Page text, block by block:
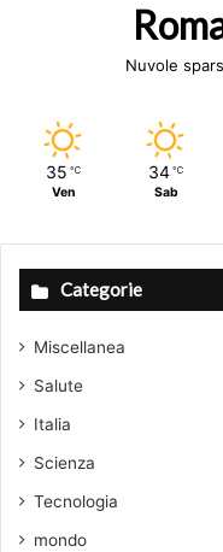
Nuvole
35 ℃
Ven
34 ℃
Sab
Categorie
Miscellanea
Salute
Italia
Scienza
Tecnologia
mondo